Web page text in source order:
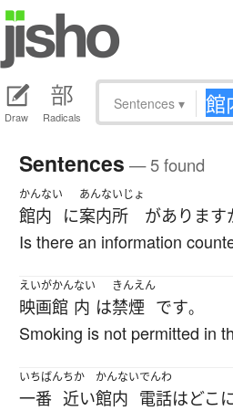
Draw Radicals
Sentences ▾
Sentences — 5 found
かんない
館内 に
あんないじょ
案内所 があります
Is there an information
えいがかん
映画館
ない
内 は
きんえん
禁煙 です。
Smoking is not permitted in
いちばん
一番
ちか
近い
かんない
館内
でんわ
電話はどこ